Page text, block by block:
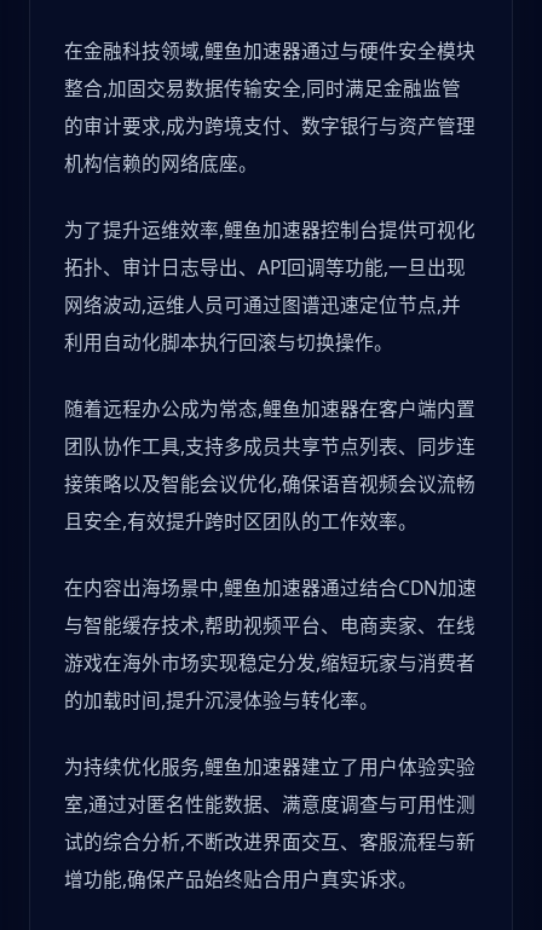
在金融科技领域,鲤鱼加速器通过与硬件安全模块
整合,加固交易数据传输安全,同时满足金融监管
的审计要求,成为跨境支付、数字银行与资产管理
机构信赖的网络底座。
为了提升运维效率,鲤鱼加速器控制台提供可视化
拓扑、审计日志导出、API回调等功能,一旦出现
网络波动,运维人员可通过图谱迅速定位节点,并
利用自动化脚本执行回滚与切换操作。
随着远程办公成为常态,鲤鱼加速器在客户端内置
团队协作工具,支持多成员共享节点列表、同步连
接策略以及智能会议优化,确保语音视频会议流畅
且安全,有效提升跨时区团队的工作效率。
在内容出海场景中,鲤鱼加速器通过结合CDN加速
与智能缓存技术,帮助视频平台、电商卖家、在线
游戏在海外市场实现稳定分发,缩短玩家与消费者
的加载时间,提升沉浸体验与转化率。
为持续优化服务,鲤鱼加速器建立了用户体验实验
室,通过对匿名性能数据、满意度调查与可用性测
试的综合分析,不断改进界面交互、客服流程与新
增功能,确保产品始终贴合用户真实诉求。